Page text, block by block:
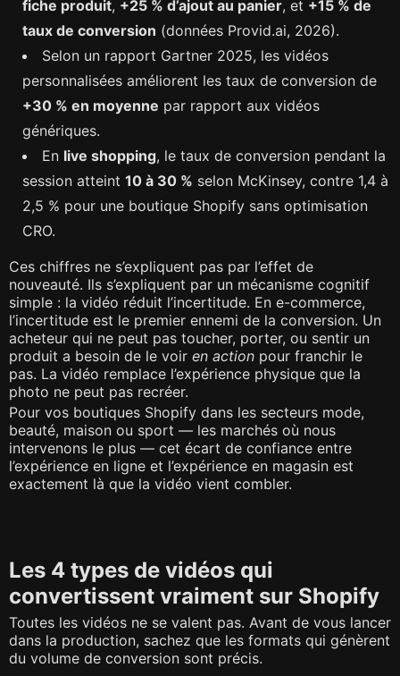
fiche produit, +25 % d’ajout au panier, et +15 % de
taux de conversion (données Provid.ai, 2026).
Selon un rapport Gartner 2025, les vidéos
personnalisées améliorent les taux de conversion de
+30 % en moyenne par rapport aux vidéos
génériques.
En live shopping, le taux de conversion pendant la
session atteint 10 à 30 % selon McKinsey, contre 1,4 à
2,5 % pour une boutique Shopify sans optimisation
CRO.
Ces chiffres ne s’expliquent pas par l’effet de
nouveauté. Ils s’expliquent par un mécanisme cognitif
simple : la vidéo réduit l’incertitude. En e-commerce,
l’incertitude est le premier ennemi de la conversion. Un
acheteur qui ne peut pas toucher, porter, ou sentir un
produit a besoin de le voir en action pour franchir le
pas. La vidéo remplace l’expérience physique que la
photo ne peut pas recréer.
Pour vos boutiques Shopify dans les secteurs mode,
beauté, maison ou sport — les marchés où nous
intervenons le plus — cet écart de confiance entre
l’expérience en ligne et l’expérience en magasin est
exactement là que la vidéo vient combler.
Les 4 types de vidéos qui
convertissent vraiment sur Shopify
Toutes les vidéos ne se valent pas. Avant de vous lancer
dans la production, sachez que les formats qui génèrent
du volume de conversion sont précis.